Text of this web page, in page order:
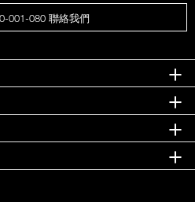
001-080 聯絡我們